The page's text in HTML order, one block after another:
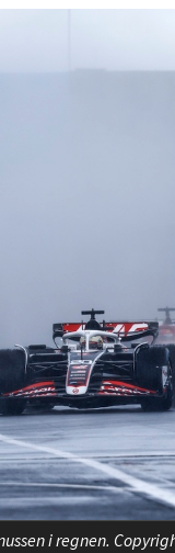
i regnen.